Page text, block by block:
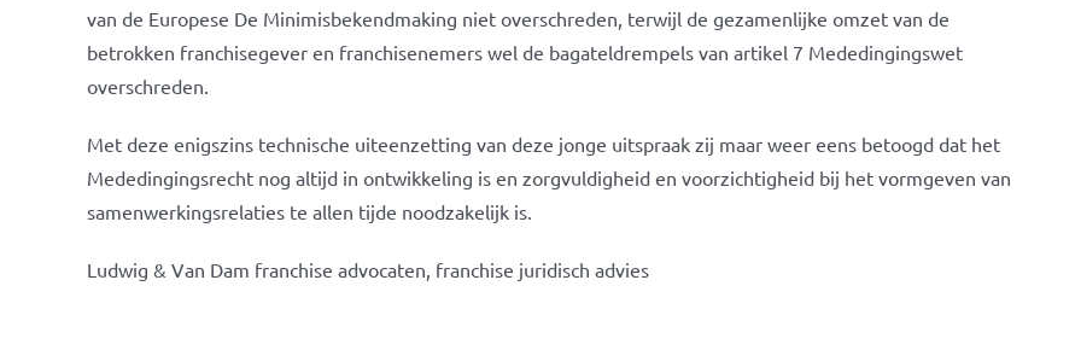
van de Europese De Minimisbekendmaking niet overschreden, terwijl de gezamenlijke omzet van de
betrokken franchisegever en franchisenemers wel de bagateldrempels van artikel 7 Mededingingswet
overschreden.
Met deze enigszins technische uiteenzetting van deze jonge uitspraak zij maar weer eens betoogd dat het
Mededingingsrecht nog altijd in ontwikkeling is en zorgvuldigheid en voorzichtigheid bij het vormgeven van
samenwerkingsrelaties te allen tijde noodzakelijk is.
Ludwig & Van Dam franchise advocaten, franchise juridisch advies